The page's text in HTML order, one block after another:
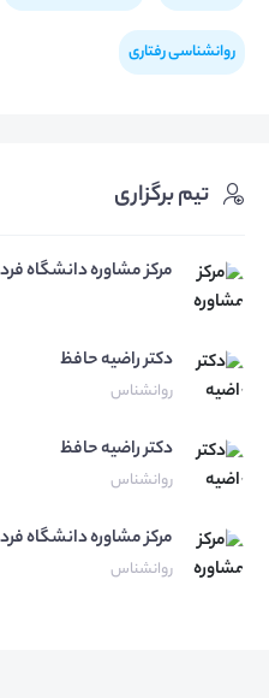
روانشناسی رفتاری
تیم برگزاری
مرکز مشاوره دانشگاه
دکتر راضیهحافظ
روانشناس
دکتر راضیهحافظ
روانشناس
مرکز مشاورهدانشگاه
روانشناس